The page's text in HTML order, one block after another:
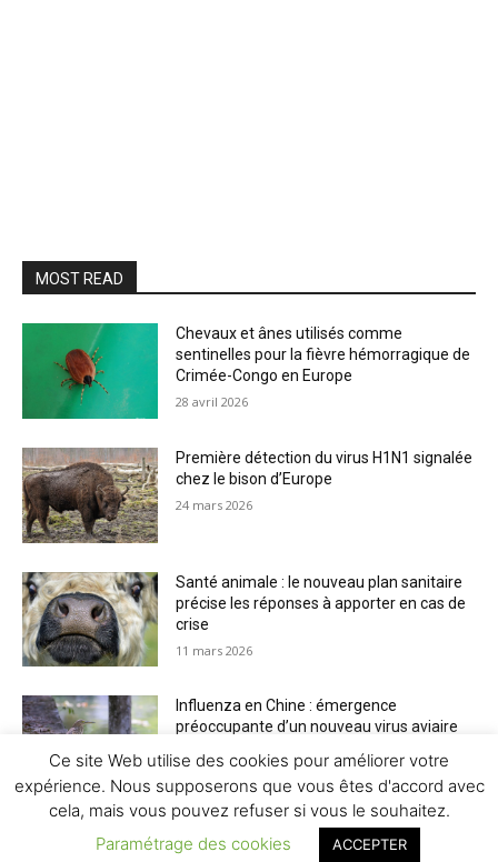
MOST READ
Chevaux et ânes utilisés comme
sentinelles pour la fièvre hémorragique de
Crimée-Congo en Europe
28 avril 2026
Première détection du virus H1N1 signalée
chez le bison d’Europe
24 mars 2026
Santé animale : le nouveau plan sanitaire
précise les réponses à apporter en cas de
crise
11 mars 2026
Influenza en Chine : émergence
préoccupante d’un nouveau virus aviaire
© Newspaper WordPress Theme by TagDiv
Ce site Web utilise des cookies pour améliorer votre
expérience. Nous supposerons que vous êtes d'accord avec
cela, mais vous pouvez refuser si vous le souhaitez.
Paramétrage des cookies
ACCEPTER